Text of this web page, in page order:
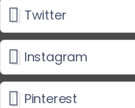
Twitter
Instagram
Pinterest